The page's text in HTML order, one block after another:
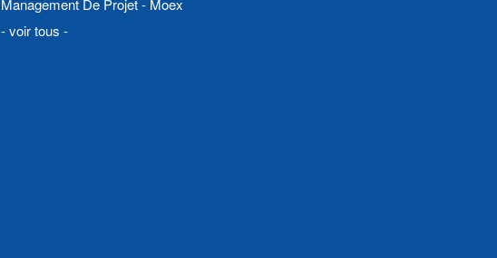
Management De Projet - Moex
- voir tous -